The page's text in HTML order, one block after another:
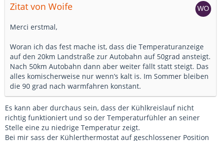
Zitat von Woife
Merci erstmal,
Woran ich das fest mache ist, dass die Temperaturanzeige
auf den 20km Landstraße zur Autobahn auf 50grad ansteigt.
Nach 50km Autobahn dann aber weiter fällt statt steigt. Das
alles komischerweise nur wenn’s kalt is. Im Sommer bleiben
die 90 grad nach warmfahren konstant.
Es kann aber durchaus sein, dass der Kühlkreislauf nicht
richtig funktioniert und so der Temperaturfühler an seiner
Stelle eine zu niedrige Temperatur zeigt.
Bei mir sass der Kühlerthermostat auf geschlossener Position